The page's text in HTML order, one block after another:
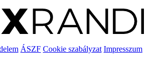
ÁSZF Cookie szabályzat Impresszum